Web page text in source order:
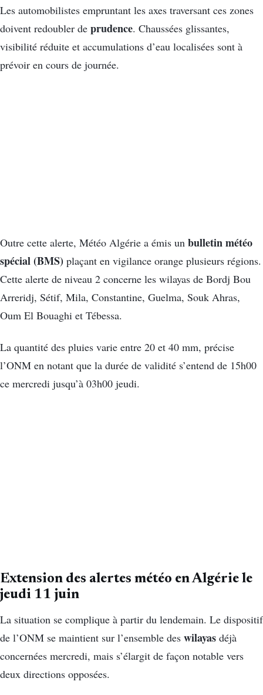
Les automobilistes empruntant les axes traversant ces zones
doivent redoubler de prudence. Chaussées glissantes,
visibilité réduite et accumulations d’eau localisées sont à
prévoir en cours de journée.
Outre cette alerte, Météo Algérie a émis un bulletin météo
spécial (BMS) plaçant en vigilance orange plusieurs régions.
Cette alerte de niveau 2 concerne les wilayas de Bordj Bou
Arreridj, Sétif, Mila, Constantine, Guelma, Souk Ahras,
Oum El Bouaghi et Tébessa.
La quantité des pluies varie entre 20 et 40 mm, précise
l’ONM en notant que la durée de validité s’entend de 15h00
ce mercredi jusqu’à 03h00 jeudi.
Extension des alertes météo en Algérie le
jeudi 11 juin
La situation se complique à partir du lendemain. Le dispositif
de l’ONM se maintient sur l’ensemble des wilayas déjà
concernées mercredi, mais s’élargit de façon notable vers
deux directions opposées.